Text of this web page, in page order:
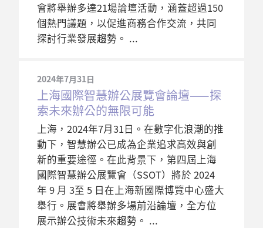
會將舉辦多達21場論壇活動，涵蓋超過150
個熱門議題，以促進商務合作交流，共同
探討行業發展趨勢。
2024年7月31日
上海國際智慧辦公展覽會論壇——探
索未來辦公的無限可能
上海，2024年7月31日。在數字化浪潮的推
動下，智慧辦公已成為企業追求高效與創
新的重要途徑。在此背景下，第四屆上海
國際智慧辦公展覽會（SSOT）將於 2024
年 9 月 3至 5 日在上海新國際博覽中心盛大
舉行。展會將舉辦多場前沿論壇，全方位
展示辦公技術未來趨勢。